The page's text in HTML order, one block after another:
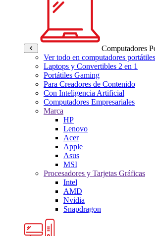
Computadores
Ver todo en computadores portátiles
Laptops y Convertibles 2 en 1
Portátiles Gaming
Para Creadores de Contenido
Con Inteligencia Artificial
Computadores Empresariales
Marca
HP
Lenovo
Acer
Apple
Asus
MSI
Procesadores y Tarjetas Gráficas
Intel
AMD
Nvidia
Snapdragon